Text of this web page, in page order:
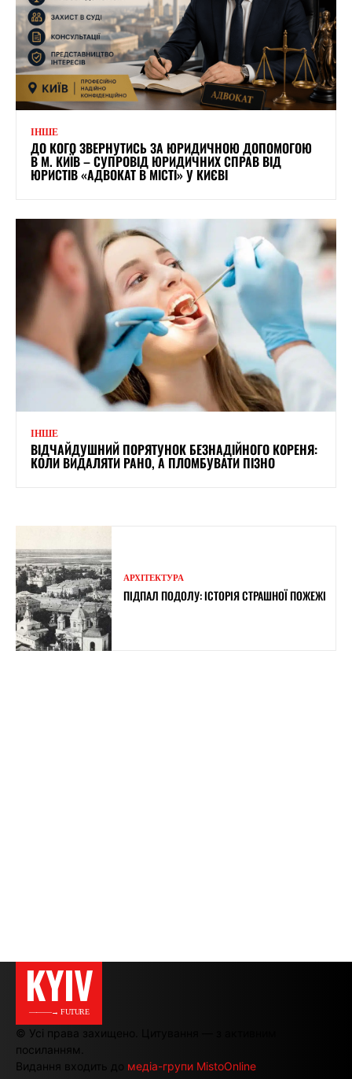
ІНШЕ
ДО КОГО ЗВЕРНУТИСЬ ЗА ЮРИДИЧНОЮ ДОПОМОГОЮ
В М. КИЇВ – СУПРОВІД ЮРИДИЧНИХ СПРАВ ВІД
ЮРИСТІВ «АДВОКАТ В МІСТІ» У КИЄВІ
ІНШЕ
ВІДЧАЙДУШНИЙ ПОРЯТУНОК БЕЗНАДІЙНОГО КОРЕНЯ:
КОЛИ ВИДАЛЯТИ РАНО, А ПЛОМБУВАТИ ПІЗНО
АРХІТЕКТУРА
ПІДПАЛ ПОДОЛУ: ІСТОРІЯ СТРАШНОЇ ПОЖЕЖІ
KYIV
———→ FUTURE
© Усі права захищено. Цитування — з активним
посиланням.
Видання входить до медіа-групи MistoOnline